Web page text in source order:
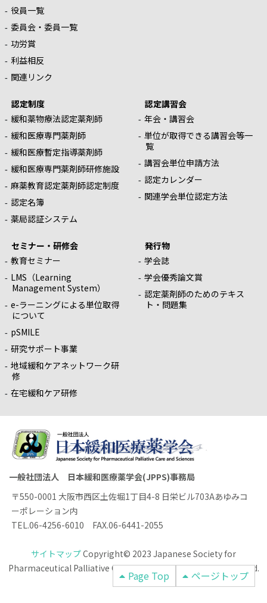
ページトップ
Page Top
役員一覧
委員会・委員一覧
功労賞
利益相反
関連リンク
認定制度
緩和薬物療法認定薬剤師
緩和医療専門薬剤師
緩和医療暫定指導薬剤師
緩和医療専門薬剤師研修施設
麻薬教育認定薬剤師認定制度
認定名簿
薬局認証システム
認定講習会
年会・講習会
単位が取得できる講習会等一
覧
講習会単位申請方法
認定カレンダー
関連学会単位認定方法
セミナー・研修会
教育セミナー
LMS（Learning
Management System）
e-ラーニングによる単位取得
について
pSMILE
研究サポート事業
地域緩和ケアネットワーク研
修
在宅緩和ケア研修
発行物
学会誌
学会優秀論文賞
認定薬剤師のためのテキス
ト・問題集
一般社団法人 日本緩和医療薬学会(JPPS)事務局
〒550-0001 大阪市西区土佐堀1丁目4-8 日栄ビル703Aあゆみコ
ーポレーション内
TEL.06-4256-6010 FAX.06-6441-2055
サイトマップCopyright© 2023 Japanese Society for
Pharmaceutical Palliative Care and Sciences All rights reserved.